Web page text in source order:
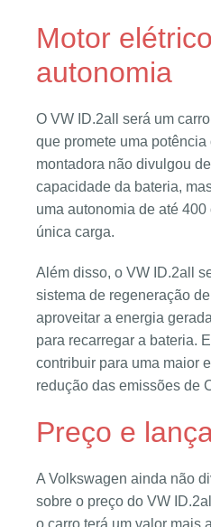
Motor
autonomia
O VW ID.2all será um
que promete uma
montadora não divulgou
capacidade da bateria,
uma autonomia de até
única carga.
Além disso, o VW ID.2all
sistema de regeneração
aproveitar a energia
para recarregar a bateria.
contribuir para uma maior
redução das emissões de
Preço e
A Volkswagen ainda não
sobre o preço do VW
o carro terá um valor mais